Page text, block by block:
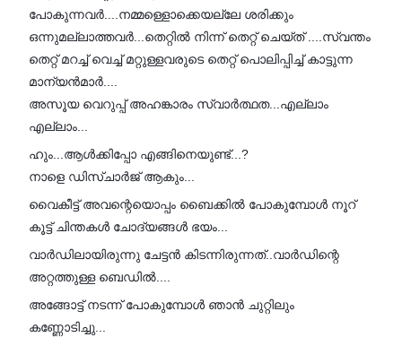
പോകുന്നവർ....നമ്മള്ളൊക്കെയല്ലേ ശരിക്കും
ഒന്നുമല്ലാത്തവർ...തെറ്റിൽ നിന്ന് തെറ്റ് ചെയ്ത് ....സ്വന്തം
തെറ്റ് മറച്ച് വെച്ച് മറ്റുള്ളവരുടെ തെറ്റ് പൊലിപ്പിച്ച് കാട്ടുന്ന
മാന്യൻമാർ....
അസൂയ വെറുപ്പ് അഹങ്കാരം സ്വാർത്ഥത...എല്ലാം
എല്ലാം...
ഹും...ആൾക്കിപ്പോ എങ്ങിനെയുണ്ട്...?
നാളെ ഡിസ്ചാർജ് ആകും...
വൈകീട്ട് അവന്റെയൊപ്പം ബൈക്കിൽ പോകുമ്പോൾ നൂറ്
കൂട്ട് ചിന്തകൾ ചോദ്യങ്ങൾ ഭയം...
വാർഡിലായിരുന്നു ചേട്ടൻ കിടന്നിരുന്നത്..വാർഡിന്റെ
അറ്റത്തുള്ള ബെഡിൽ....
അങ്ങോട്ട് നടന്ന് പോകുമ്പോൾ ഞാൻ ചുറ്റിലും
കണ്ണോടിച്ചു...